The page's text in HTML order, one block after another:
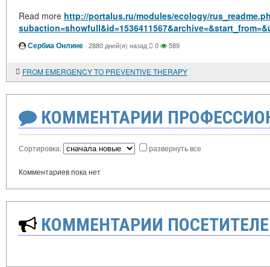
Read more http://portalus.ru/modules/ecology/
Сербиа Онлине · 2880 дней(я) назад 0 589
FROM EMERGENCY TO PREVENTIVE THERAPY
КОММЕНТАРИИ
Сортировка: развернуть все
Комментариев пока нет
КОММЕНТАРИИ